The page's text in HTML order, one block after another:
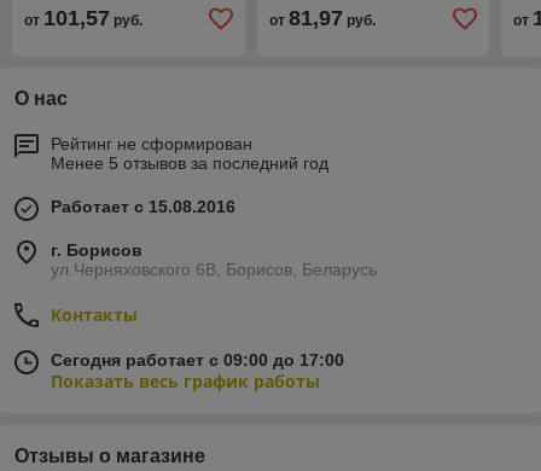
от 101,57 руб. от 81,97 руб. от
О нас
Рейтинг не сформирован
Менее 5 отзывов за последний год
Работает с 15.08.2016
г. Борисов
ул.Черняховского 6В, Борисов, Беларусь
Контакты
Сегодня работает с 09:00 до 17:00
Показать весь график работы
Отзывы о магазине